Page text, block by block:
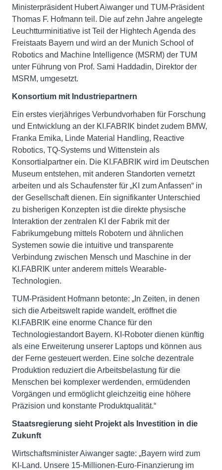
Ministerpräsident Hubert Aiwanger und TUM-Präsident
Thomas F. Hofmann teil. Die auf zehn Jahre angelegte
Leuchtturminitiative ist Teil der Hightech Agenda des
Freistaats Bayern und wird an der Munich School of
Robotics and Machine Intelligence (MSRM) der TUM
unter Führung von Prof. Sami Haddadin, Direktor der
MSRM, umgesetzt.
Konsortium mit Industriepartnern
Ein erstes vierjähriges Verbundvorhaben für Forschung
und Entwicklung an der KI.FABRIK bindet zudem BMW,
Franka Emika, Linde Material Handling, Reactive
Robotics, TQ-Systems und Wittenstein als
Konsortialpartner ein. Die KI.FABRIK wird im Deutschen
Museum entstehen, mit anderen Standorten vernetzt
arbeiten und als Schaufenster für „KI zum Anfassen“ in
der Gesellschaft dienen. Ein signifikanter Unterschied
zu bisherigen Konzepten ist die direkte physische
Interaktion der zentralen KI der Fabrik mit der
Fabrikumgebung mittels Robotern und ähnlichen
Systemen sowie die intuitive und transparente
Verbindung zwischen Mensch und Maschine in der
KI.FABRIK unter anderem mittels Wearable-
Technologien.
TUM-Präsident Hofmann betonte: „In Zeiten, in denen
sich die Arbeitswelt rapide wandelt, eröffnet die
KI.FABRIK eine enorme Chance für den
Technologiestandort Bayern. KI-Roboter dienen künftig
als eine Erweiterung unserer Laptops und können aus
der Ferne gesteuert werden. Eine solche dezentrale
Produktion reduziert die Arbeitsbelastung für die
Menschen bei komplexer werdenden, ermüdenden
Vorgängen und ermöglicht gleichzeitig eine höhere
Präzision und konstante Produktqualität.“
Staatsregierung sieht Projekt als Investition in die
Zukunft
Wirtschaftsminister Aiwanger sagte: „Bayern wird zum
KI-Land. Unsere 15-Millionen-Euro-Finanzierung im